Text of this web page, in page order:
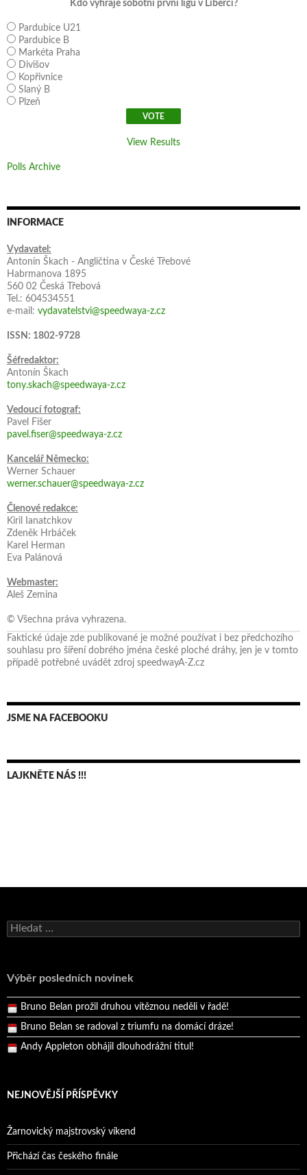
Kdo vyhraje sobotní první ligu v Liberci?
Pardubice U21
Pardubice B
Markéta Praha
Divišov
Kopřivnice
Slaný B
Plzeň
View Results
Polls Archive
INFORMACE
Vydavatel:
Antonín Škach - Angličtina v České Třebové
Habrmanova 1895
560 02 Česká Třebová
Tel.: 604534551
e-mail: vydavatelstvi@speedwaya-z.cz
ISSN: 1802-9728
Šéfredaktor:
Antonín Škach
tony.skach@speedwaya-z.cz
Vedoucí fotograf:
Pavel Fišer
pavel.fiser@speedwaya-z.cz
Kancelář Německo:
Werner Schauer
werner.schauer@speedwaya-z.cz
Členové redakce:
Kiril Ianatchkov
Zdeněk Hrbáček
Karel Herman
Eva Palánová
Webmaster:
Aleš Zemina
© Všechna práva vyhrazena.
Faktické údaje zde publikované je možné používat i bez předchozího
souhlasu pro šíření dobrého jména české ploché dráhy, jen je v tomto
případě potřebné uvádět zdroj speedwayA-Z.cz
JSME NA FACEBOOKU
LAJKNĚTE NÁS !!!
Vyhledávání
Výběr posledních novinek
Bruno Belan se radoval z triumfu na domácí dráze!
Pražský přebor neskrblil překvapeními!
Bruno Belan prožil druhou vítěznou neděli v řadě!
Bruno Belan se radoval z triumfu na domácí dráze!
Andy Appleton obhájil dlouhodrážní titul!
NEJNOVĚJŠÍ PŘÍSPĚVKY
Žarnovický majstrovský víkend
Přichází čas českého finále